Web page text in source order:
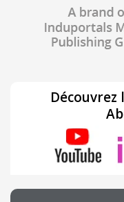
Découvrez